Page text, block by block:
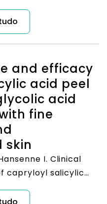
C12-15 Alkyl
Acid,
Salicylate,
Salicylate,
Salicylate,
Salicylate,
Salicylate, TEA-
Int J Toxicol.
14617432.
and efficacy
acid peel
acid
fine
skin
I. Clinical
capryloyl salicylic
and